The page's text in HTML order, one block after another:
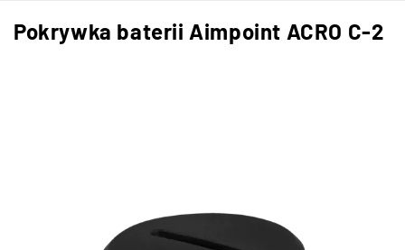
Pokrywka baterii Aimpoint ACRO C-2